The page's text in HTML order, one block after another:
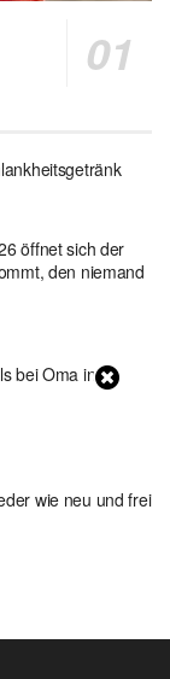
öffnet sich der
den niemand
bei Oma in 1
wie neu und frei